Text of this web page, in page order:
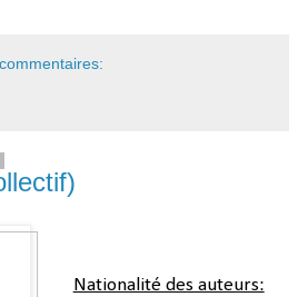
Nationalité des auteurs: